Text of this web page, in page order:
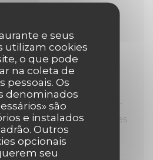
e seus
utilizam cookies
o que pode
na coleta de
pessoais. Os
denominados
são
e instalados
Outros
opcionais
seu
cuisine de saison et
d’antan
rue de Gand du Vieux-
brasserie aux charmes
briques et ses poutres
une ambiance bistrot